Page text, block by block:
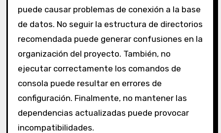
puede causar problemas de conexión a la base
de datos. No seguir la estructura de directorios
recomendada puede generar confusiones en la
organización del proyecto. También, no
ejecutar correctamente los comandos de
consola puede resultar en errores de
configuración. Finalmente, no mantener las
dependencias actualizadas puede provocar
incompatibilidades.